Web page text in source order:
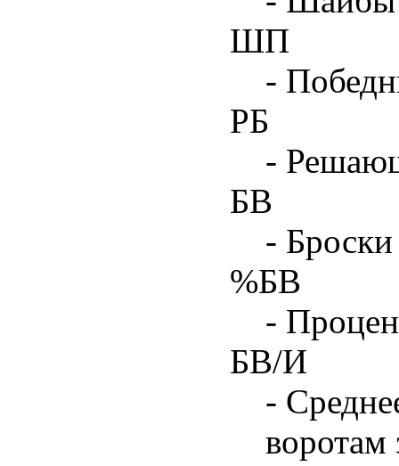
ШП
-
РБ
-
БВ
-
%БВ
-
БВ/И
-
воротам